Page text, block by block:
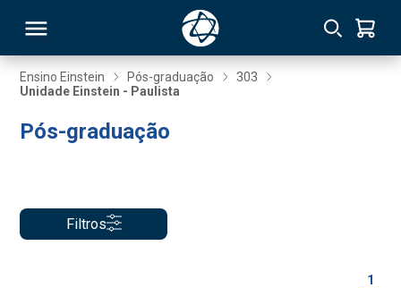
Ensino Einstein Pós-graduação
303
Unidade Einstein - Paulista
Pós-graduação
Filtros
1